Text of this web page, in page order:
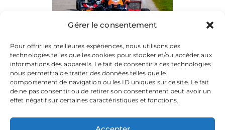
Gérer le consentement
Pour offrir les meilleures expériences, nous utilisons des
technologies telles que les cookies pour stocker et/ou accéder aux
informations des appareils. Le fait de consentir à ces technologies
nous permettra de traiter des données telles que le
comportement de navigation ou les ID uniques sur ce site. Le fait
de ne pas consentir ou de retirer son consentement peut avoir un
effet négatif sur certaines caractéristiques et fonctions.